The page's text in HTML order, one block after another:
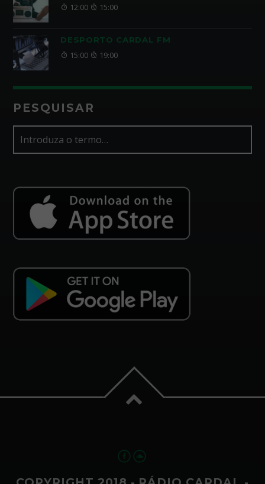
12:00 15:00
DESPORTO CARDAL FM
15:00 19:00
PESQUISAR